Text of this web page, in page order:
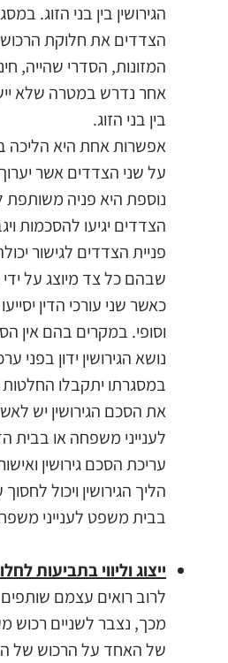
הגירושין בין בני הזוג.
הצדדים את חלוקת
המזונות, הסדרי שהייה,
אחר נדרש במטרה שלא
בין בני הזוג.
אפשרות אחת היא הליכה
על שני הצדדים אשר
נוספת היא פניה משותפת
הצדדים יגיעו להסכמות
פניית הצדדים לגישור
שבהם כל צד מיוצג על ידי
כאשר שני עורכי הדין
וסופי. במקרים בהם אין
נושא הגירושין ידון
במסגרתו יתקבלו החלטות
את הסכם הגירושין יש
לענייני משפחה או בבית
עריכת הסכם גירושין
הליך הגירושין ויכול לחסוך
בבית משפט לענייני
ייצוג וליווי בתביעות
לרוב רואים עצמם
מכך, נצבר לשניים רכוש
של האחד על הרכוש של